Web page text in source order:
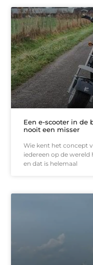
Een e-scooter in de
nooit een misser
Wie kent het concept
iedereen op de wereld
en dat is helemaal